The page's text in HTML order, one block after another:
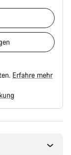
Erfahre mehr